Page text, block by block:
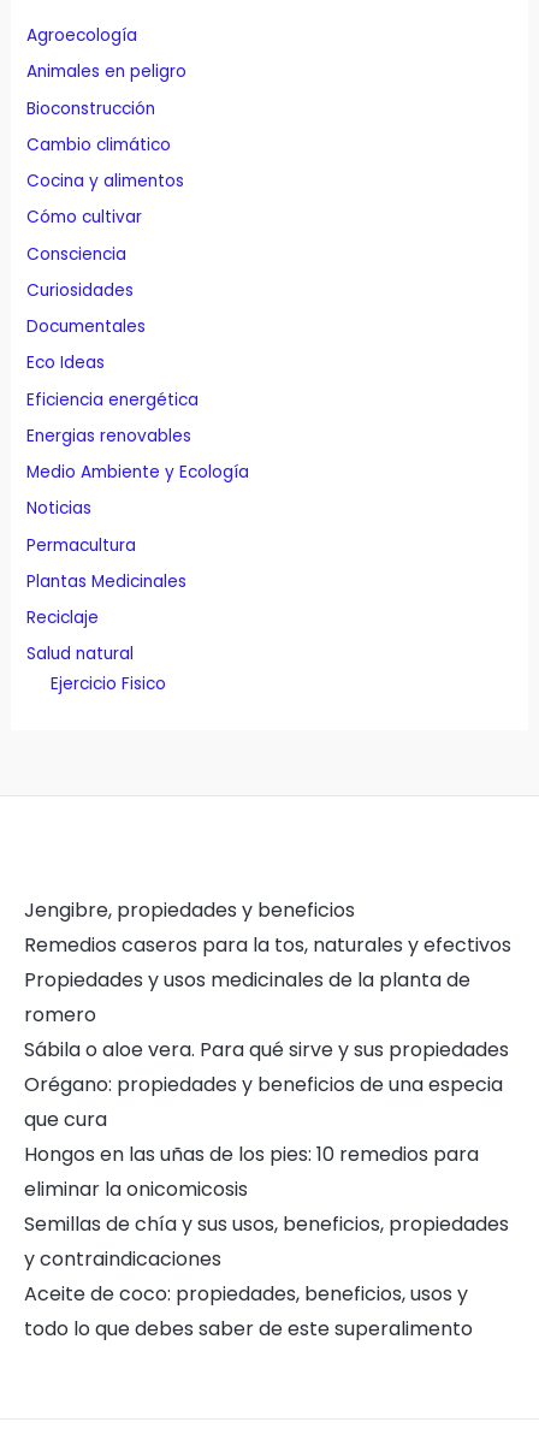
Agroecología
Animales en peligro
Bioconstrucción
Cambio climático
Cocina y alimentos
Cómo cultivar
Consciencia
Curiosidades
Documentales
Eco Ideas
Eficiencia energética
Energias renovables
Medio Ambiente y Ecología
Noticias
Permacultura
Plantas Medicinales
Reciclaje
Salud natural
Ejercicio Fisico
Jengibre, propiedades y beneficios
Remedios caseros para la tos, naturales y efectivos
Propiedades y usos medicinales de la planta de
romero
Sábila o aloe vera. Para qué sirve y sus propiedades
Orégano: propiedades y beneficios de una especia
que cura
Hongos en las uñas de los pies: 10 remedios para
eliminar la onicomicosis
Semillas de chía y sus usos, beneficios, propiedades
y contraindicaciones
Aceite de coco: propiedades, beneficios, usos y
todo lo que debes saber de este superalimento